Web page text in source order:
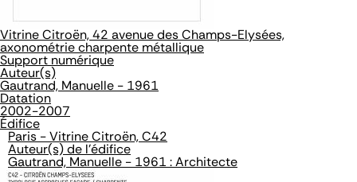
Vitrine Citroën, 42 avenue des Champs-Elysées,
axonométrie charpente métallique
Support numérique
Auteur(s)
Gautrand, Manuelle - 1961
Datation
2002-2007
Édifice
Paris - Vitrine Citroën, C42
Auteur(s) de l'édifice
Gautrand, Manuelle - 1961 : Architecte